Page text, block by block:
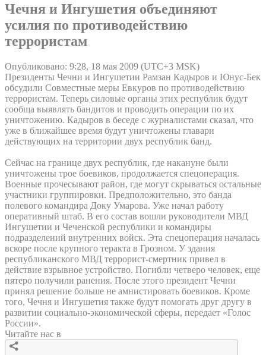
Чечня и Ингушетия объединяют
усилия по противодействию
террористам
Опубликовано: 9:28, 18 мая 2009 (UTC+3 MSK)
Президенты Чечни и Ингушетии Рамзан Кадыров и Юнус-Бек
обсудили Совместные меры Евкуров по противодействию
террористам. Теперь силовые органы этих республик будут
сообща выявлять бандитов и проводить операции по их
уничтожению. Кадыров в беседе с журналистами сказал, что
уже в ближайшее время будут уничтожены главари
действующих на территории двух республик банд.
Сейчас на границе двух республик, где накануне были
уничтожены трое боевиков, продолжается спецоперация.
Военные прочесывают район, где могут скрываться остальные
участники группировки. Предположительно, это банда
полевого командира Доку Умарова. Уже начал работу
оперативный штаб. В его состав вошли руководители МВД
Ингушетии и Чеченской республики и командиры
подразделений внутренних войск. Эта спецоперация началась
вскоре после крупного теракта в Грозном. У здания
республиканского МВД террорист-смертник привел в
действие взрывное устройство. Погибли четверо человек, еще
пятеро получили ранения. После этого президент Чечни
принял решение больше не амнистировать боевиков. Кроме
того, Чечня и Ингушетия также будут помогать друг другу в
развитии социально-экономической сферы, передает «Голос
России».
Читайте нас в